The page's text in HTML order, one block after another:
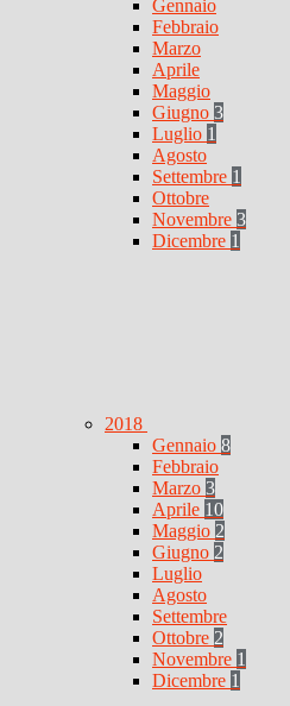
Gennaio
Febbraio
Marzo
Aprile
Maggio
Giugno 3
Luglio 1
Agosto
Settembre 1
Ottobre
Novembre 3
Dicembre 1
2018
Gennaio 8
Febbraio
Marzo 3
Aprile 10
Maggio 2
Giugno 2
Luglio
Agosto
Settembre
Ottobre 2
Novembre 1
Dicembre 1